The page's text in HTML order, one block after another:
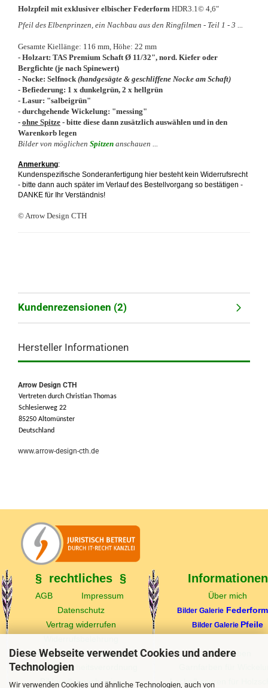
Diese Webseite verwendet Cookies und andere
Technologien
Wir verwenden Cookies und ähnliche Technologien, auch von
Holzpfeil mit exklusiver elbischer Federform HDR3.1© 4,6"
Pfeil des Elbenprinzen, ein Nachbau aus den Ringfilmen - Teil 1 - 3 ...
Gesamte Kiellänge: 116 mm, Höhe: 22 mm
- Holzart: TAS Premium Schaft Ø 11/32", nord. Kiefer oder
Bergfichte (je nach Spinewert)
- Nocke: Selfnock (handgesägte & geschliffene Nocke am Schaft)
- Befiederung: 1 x dunkelgrün, 2 x hellgrün
- Lasur: "salbeigrün"
- durchgehende Wickelung: "messing"
- ohne Spitze - bitte diese dann zusätzlich auswählen und in den
Warenkorb legen
Bilder von möglichen Spitzen anschauen ...
Anmerkung:
Kundenspezifische Sonderanfertigung hier besteht kein Widerrufsrecht
- bitte dann auch später im Verlauf des Bestellvorgang so bestätigen -
DANKE für Ihr Verständnis!
© Arrow Design CTH
Kundenrezensionen (2)
Hersteller Informationen
Arrow Design CTH
Vertreten durch Christian Thomas
Schlesierweg 22
85250 Altomünster
Deutschland
www.arrow-design-cth.de
§ rechtliches § Informationen
AGB Impressum
Über mich
Datenschutz
Bilder Galerie
Vertrag widerrufen
Bilder Galerie Pfeile
Echtheit v. Kundenbewertungen
Federfarben
Produktsicherheitsverordnung
Bildquellennachweise
Lacke/Lasuren für